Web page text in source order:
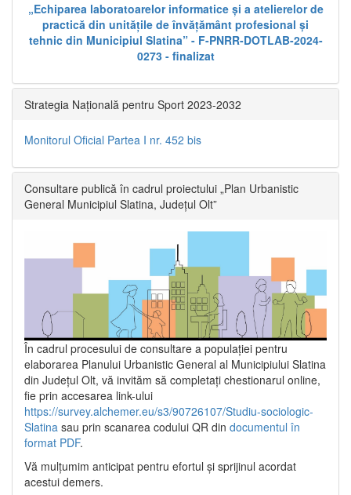
„Echiparea laboratoarelor informatice și a atelierelor de
practică din unitățile de învățământ profesional și
tehnic din Municipiul Slatina” - F-PNRR-DOTLAB-2024-
0273 - finalizat
Strategia Națională pentru Sport 2023-2032
Monitorul Oficial Partea I nr. 452 bis
Consultare publică în cadrul proiectului „Plan Urbanistic
General Municipiul Slatina, Județul Olt”
În cadrul procesului de consultare a populaţiei pentru
elaborarea Planului Urbanistic General al Municipiului Slatina
din Județul Olt, vă invităm să completați chestionarul online,
fie prin accesarea link-ului
https://survey.alchemer.eu/s3/90726107/Studiu-sociologic-
Slatina sau prin scanarea codului QR din documentul în
format PDF.
Vă mulţumim anticipat pentru efortul şi sprijinul acordat
acestui demers.